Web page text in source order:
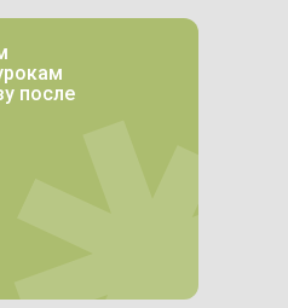
материалов.
рисунку.
Так же
после